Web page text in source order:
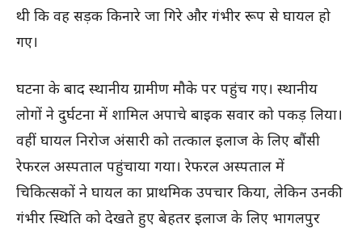
थी कि वह सड़क किनारे जा गिरे और गंभीर रूप से घायल हो
गए।
घटना के बाद स्थानीय ग्रामीण मौके पर पहुंच गए। स्थानीय
लोगों ने दुर्घटना में शामिल अपाचे बाइक सवार को पकड़ लिया।
वहीं घायल निरोज अंसारी को तत्काल इलाज के लिए बौंसी
रेफरल अस्पताल पहुंचाया गया। रेफरल अस्पताल में
चिकित्सकों ने घायल का प्राथमिक उपचार किया, लेकिन उनकी
गंभीर स्थिति को देखते हुए बेहतर इलाज के लिए भागलपुर